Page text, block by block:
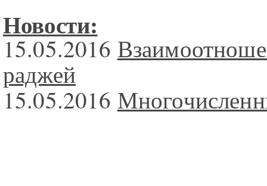
Новости:
15.05.2016
раджей
15.05.2016